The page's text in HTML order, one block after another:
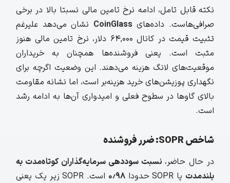
نکته قابل تامل، ادامه نرخ تامین مالی نسبتا بالا در برخی
صرافی‌هاست. داده‌هایCoinGlass نشان می‌دهد علیرغم
تثبیت قیمت در کانال ۶۴,۰۰۰ دلار، نرخ تامین مالی هنوز
مثبت است. یعنی فروشنده‌ها همچنان به خریداران
موقعیت‌های لانگ هزینه می‌دهند. این وضعیت اگرچه برای
نگهداری پوزیشن‌های خرید هزینه‌بر است، اما نشانه مقاومت
بالای گاوها در سطوح فعلی و امیدواری آن‌ها به ادامه رشد
است.
شاخص SOPR: ضرر فروشنده
در حال حاضر، نسبت سوددهی سرمایه‌گذاران کوتاه‌مدت به
بلندمدت یا SOPR حدودا ۰٫۹۸
است. SOPR زیر یک یعنی